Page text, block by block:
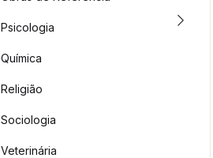
Psicologia
Química
Religião
Sociologia
Veterinária